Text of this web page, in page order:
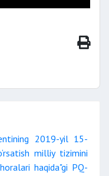
2019-yil 15-
milliy tizimini
haqida"gi PQ-